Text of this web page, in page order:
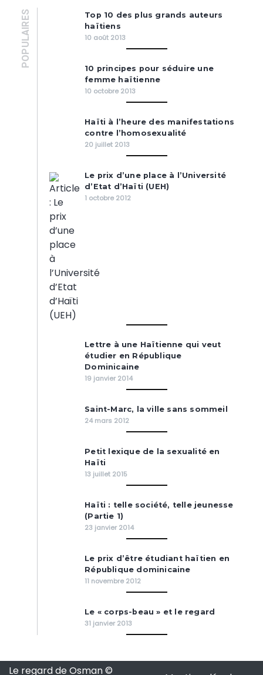
POPULAIRES
Top 10 des plus grands auteurs
haïtiens
10 août 2013
10 principes pour séduire une
femme haïtienne
10 octobre 2013
Haïti à l’heure des manifestations
contre l’homosexualité
20 juillet 2013
Le prix d’une place à l’Université
d’Etat d’Haïti (UEH)
1 octobre 2012
Lettre à une Haïtienne qui veut
étudier en République
Dominicaine
19 janvier 2014
Saint-Marc, la ville sans sommeil
24 mars 2012
Petit lexique de la sexualité en
Haïti
13 juillet 2015
Haïti : telle société, telle jeunesse
(Partie 1)
23 janvier 2014
Le prix d’être étudiant haïtien en
République dominicaine
11 novembre 2012
Le « corps-beau » et le regard
31 janvier 2013
Le regard de Osman ©